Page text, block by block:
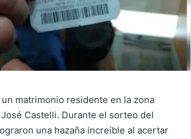
matrimonio residente en la zona
Castelli. Durante el sorteo del
una hazaña increíble al acertar